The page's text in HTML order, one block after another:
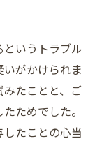
いうトラブル
がかけられま
たことと、ご
ためでした。
たことの心当